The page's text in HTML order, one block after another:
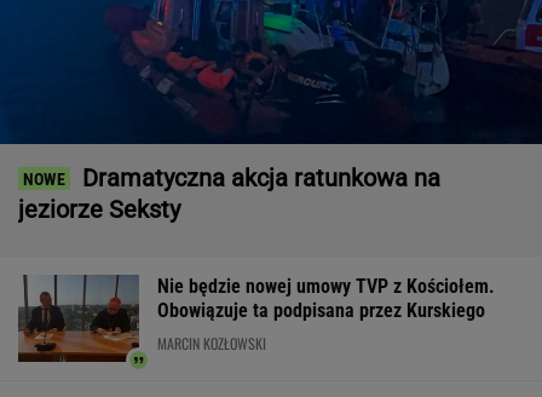
Dramatyczna akcja ratunkowa na
jeziorze Seksty
Nie będzie nowej umowy TVP z Kościołem.
Obowiązuje ta podpisana przez Kurskiego
MARCIN KOZŁOWSKI